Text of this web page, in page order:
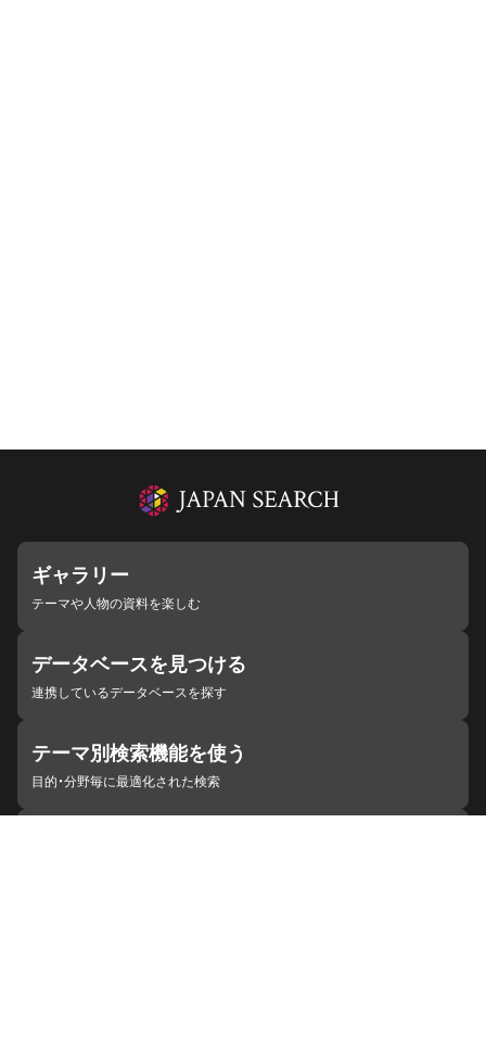
ギャラリー
テーマや人物の資料を楽しむ
データベースを見つける
連携しているデータベースを探す
テーマ別検索機能を使う
目的・分野毎に最適化された検索